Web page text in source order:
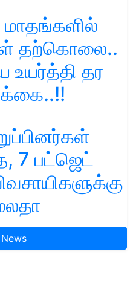
மாதங்களில்
தற்கொலை..
உயர்த்தி தர
7 பட்ஜெட்